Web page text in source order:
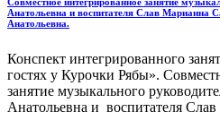
Анатольевна и воспитателя Слав Марианна
Анатольевна.
Конспект интегрированного
гостях у Курочки Рябы».
занятие музыкального
Анатольевна и воспитателя